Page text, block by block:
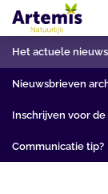
Het actuele nieuws
Nieuwsbrieven
Inschrijven voor
Communicatie tip?